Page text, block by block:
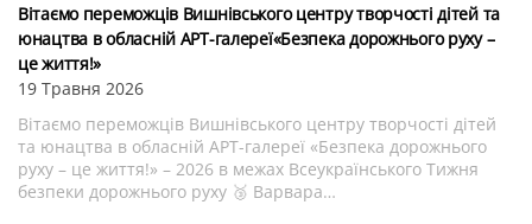
Вітаємо переможців Вишнівського центру творчості дітей та
юнацтва в обласній АРТ-галереї«Безпека дорожнього руху –
це життя!»
19 Травня 2026
Вітаємо переможців Вишнівського центру творчості дітей
та юнацтва в обласній АРТ-галереї «Безпека дорожнього
руху – це життя!» – 2026 в межах Всеукраїнського Тижня
безпеки дорожнього руху 🥉 Варвара…